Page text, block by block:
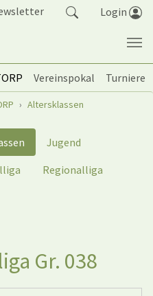
Login
Vereinspokal
Turniere
Altersklassen
Jugend
Regionalliga
Gr. 038